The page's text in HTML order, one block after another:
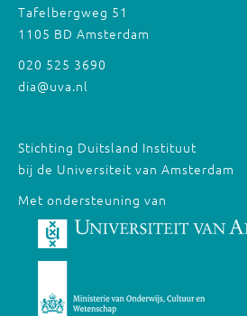
Tafelbergweg 51
1105 BD Amsterdam
020 525 3690
dia@uva.nl
Stichting Duitsland Instituut
bij de Universiteit van Amsterdam
Met ondersteuning van